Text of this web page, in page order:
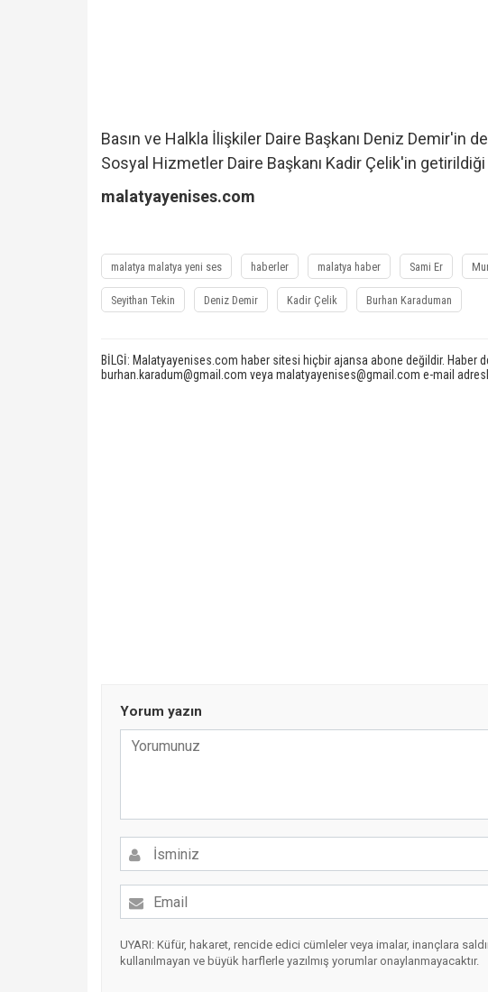
Basın ve Halkla İlişkiler Daire Başkanı Deniz Demir'in
Sosyal Hizmetler Daire Başkanı Kadir Çelik'in getirildiği
malatyayenises.com
malatya malatya yeni ses haberler malatya haber Sami Er
Seyithan Tekin Deniz Demir Kadir Çelik Burhan Karaduman
BİLGİ: Malatyayenises.com haber sitesi hiçbir ajansa abone değildir. Haber
burhan.karadum@gmail.com veya malatyayenises@gmail.com e-mail
Yorum yazın
UYARI: Küfür, hakaret, rencide edici cümleler veya imalar, inançlara
kullanılmayan ve büyük harflerle yazılmış yorumlar onaylanmayacaktır.